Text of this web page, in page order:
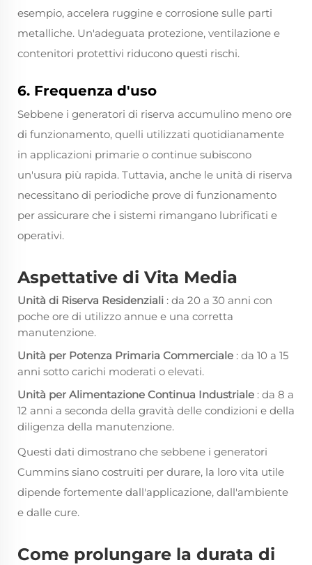
esempio, accelera ruggine e corrosione sulle parti
metalliche. Un'adeguata protezione, ventilazione e
contenitori protettivi riducono questi rischi.
6. Frequenza d'uso
Sebbene i generatori di riserva accumulino meno ore
di funzionamento, quelli utilizzati quotidianamente
in applicazioni primarie o continue subiscono
un'usura più rapida. Tuttavia, anche le unità di riserva
necessitano di periodiche prove di funzionamento
per assicurare che i sistemi rimangano lubrificati e
operativi.
Aspettative di Vita Media
Unità di Riserva Residenziali : da 20 a 30 anni con
poche ore di utilizzo annue e una corretta
manutenzione.
Unità per Potenza Primaria Commerciale : da 10 a 15
anni sotto carichi moderati o elevati.
Unità per Alimentazione Continua Industriale : da 8 a
12 anni a seconda della gravità delle condizioni e della
diligenza della manutenzione.
Questi dati dimostrano che sebbene i generatori
Cummins siano costruiti per durare, la loro vita utile
dipende fortemente dall'applicazione, dall'ambiente
e dalle cure.
Come prolungare la durata di